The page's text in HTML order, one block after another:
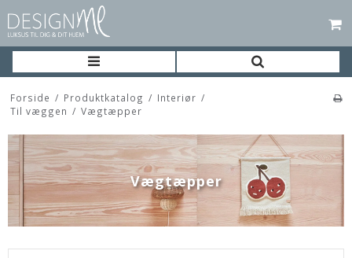
Forside / Produktkatalog / Interiør /
Til væggen / Vægtæpper
Vægtæpper